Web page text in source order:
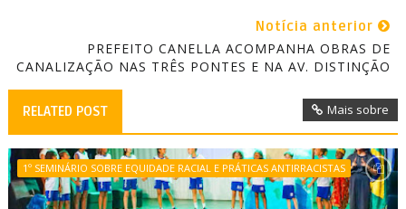
Notícia anterior
PREFEITO CANELLA ACOMPANHA OBRAS DE
CANALIZAÇÃO NAS TRÊS PONTES E NA AV. DISTINÇÃO
RELATED POST Mais sobre
1º SEMINÁRIO SOBRE EQUIDADE RACIAL E PRÁTICAS ANTIRRACISTAS